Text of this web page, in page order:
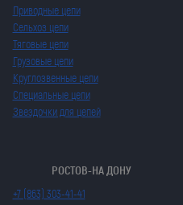
Приводные цепи
Сельхоз цепи
Тяговые цепи
Грузовые цепи
Круглозвенные цепи
Специальные цепи
Звездочки для цепей
РОСТОВ-НА ДОНУ
+7 (863) 303-41-41